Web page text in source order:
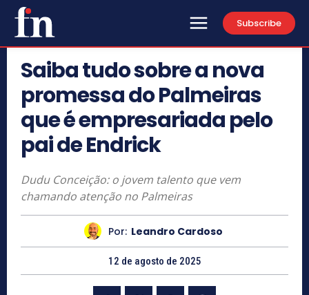
Subscribe
Saiba tudo sobre a nova
promessa do Palmeiras
que é empresariada pelo
pai de Endrick
Dudu Conceição: o jovem talento que vem
chamando atenção no Palmeiras
Por: Leandro Cardoso
12 de agosto de 2025